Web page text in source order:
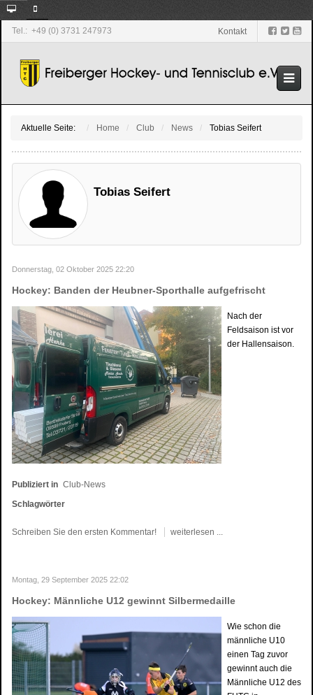
Tel.: +49 (0) 3731 247973 Kontakt
Aktuelle Seite: Home Club News Tobias Seifert
Tobias Seifert
Donnerstag, 02 Oktober 2025 22:20
Hockey: Banden der Heubner-Sporthalle aufgefrischt
Nach der
Feldsaison ist vor
der Hallensaison.
Publiziert in Club-News
Schlagwörter
Schreiben Sie den ersten Kommentar! weiterlesen ...
Montag, 29 September 2025 22:02
Hockey: Männliche U12 gewinnt Silbermedaille
Wie schon die
männliche U10
einen Tag zuvor
gewinnt auch die
Männliche U12 des